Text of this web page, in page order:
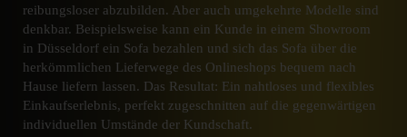
reibungsloser abzubilden. Aber auch umgekehrte Modelle sind
denkbar. Beispielsweise kann ein Kunde in einem Showroom
in Düsseldorf ein Sofa bezahlen und sich das Sofa über die
herkömmlichen Lieferwege des Onlineshops bequem nach
Hause liefern lassen. Das Resultat: Ein nahtloses und flexibles
Einkaufserlebnis, perfekt zugeschnitten auf die gegenwärtigen
individuellen Umstände der Kundschaft.